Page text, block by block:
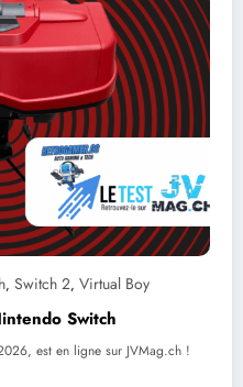
, Switch 2, Virtual Boy
Switch
est en ligne sur JVMag.ch !